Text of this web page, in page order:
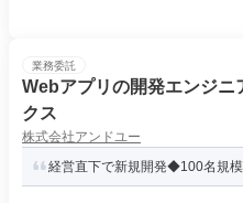
業務委託
Webアプリの開発エンジニ
クス
株式会社アンドユー
経営直下で新規開発◆100名規